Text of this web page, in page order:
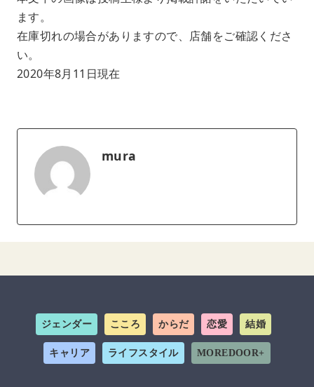
ます。
在庫切れの場合がありますので、店舗をご確認くださ
い。
2020年8月11日現在
mura
ジェンダー こころ からだ 恋愛 結婚
キャリア ライフスタイル MOREDOOR+